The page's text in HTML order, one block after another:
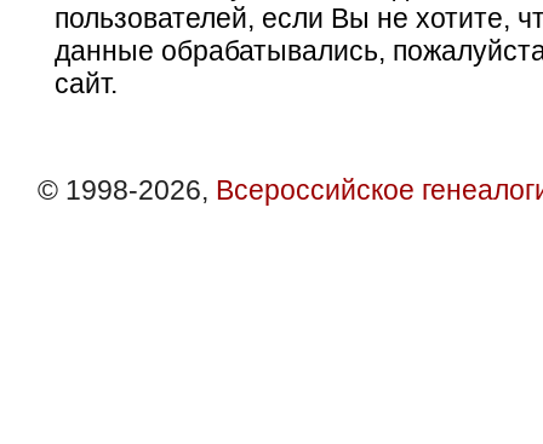
пользователей, если Вы не хотите,
данные обрабатывались,
сайт.
© 1998-2026, Всероссийское